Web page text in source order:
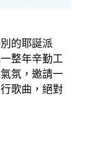
的耶誕派
整年辛勤工
氛，邀請一
歌曲，絕對